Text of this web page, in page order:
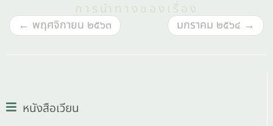
การนำทางของเรื่อง
← พฤศจิกายน ๒๕๖๓ มกราคม ๒๕๖๔ →
หนังสือเวียน